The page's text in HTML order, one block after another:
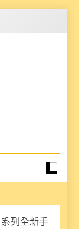
系列全新手